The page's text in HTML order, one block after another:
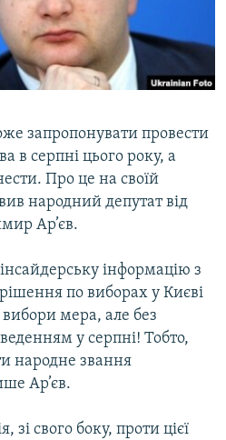
запропонувати провести
в серпні цього року, а
Про це на своїй
народний депутат від
Ар’єв.
інформацію з
по виборах у Києві
мера, але без
у серпні! Тобто,
народне звання
Ар’єв.
свого боку, проти цієї